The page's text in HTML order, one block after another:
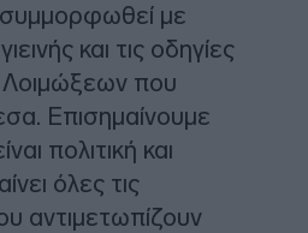
με
και τις οδηγίες
Λοιμώξεων που
Επισημαίνουμε
πολιτική και
όλες τις
αντιμετωπίζουν